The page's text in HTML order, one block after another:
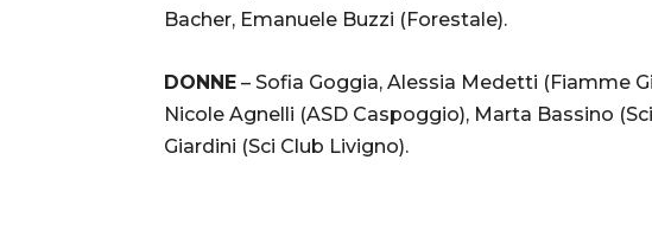
Bacher, Emanuele Buzzi (Forestale).
DONNE – Sofia Goggia, Alessia Medetti (Fiamme
Nicole Agnelli (ASD Caspoggio), Marta Bassino
Giardini (Sci Club Livigno).